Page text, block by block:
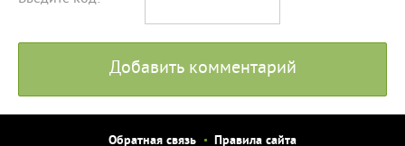
Добавить комментарий
Обратная связь Правила сайта